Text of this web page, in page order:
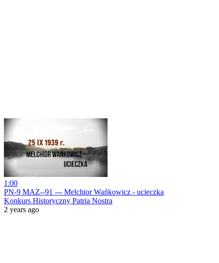
1:00
PN-9 MAZ--91 --- Melchior Wańkowicz - ucieczka
Konkurs Historyczny Patria Nostra
2 years ago